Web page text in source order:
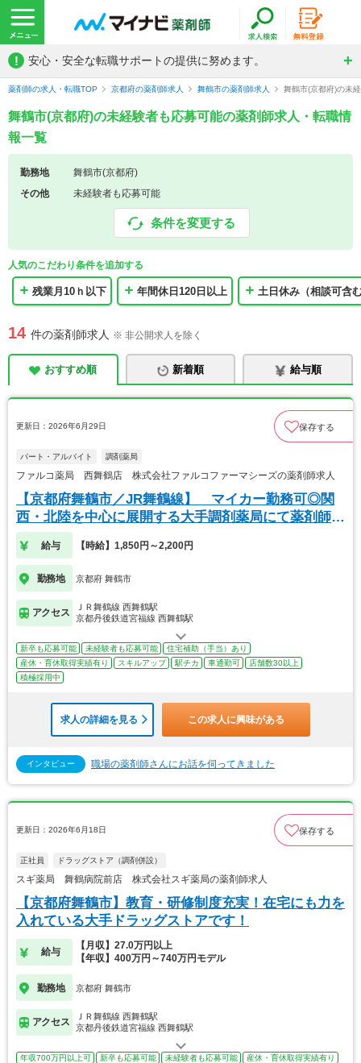
! 安心・安全な転職サポートの提供に努めます。
薬剤師の求人・転職TOP 京都府の薬剤師求人 舞鶴市の薬剤師求人 舞鶴市(京都府)の未
舞鶴市(京都府)の未経験者も応募可能の薬剤師求人・転職情
報一覧
勤務地
舞鶴市(京都府)
その他
未経験者も応募可能
条件を変更する
人気のこだわり条件を追加する
残業月10ｈ以下 年間休日120日以上 土日休み（相談可含
14 件の薬剤師求人 ※ 非公開求人を除く
おすすめ順 新着順 給与順
更新日：2026年6月29日 保存する
パート・アルバイト 調剤薬局
ファルコ薬局 西舞鶴店 株式会社ファルコファーマシーズの薬剤師求人
【京都府舞鶴市／JR舞鶴線】 マイカー勤務可◎関
西・北陸を中心に展開する大手調剤薬局にて薬剤師の
募集
給与 【時給】1,850円～2,200円
勤務地 京都府 舞鶴市
アクセス
ＪＲ舞鶴線 西舞鶴駅
京都丹後鉄道宮福線 西舞鶴駅
新卒も応募可能 未経験者も応募可能
住宅補助（手当）あり
産休・育休取得実績有り
スキルアップ 駅チカ 車通勤可
店舗数30以上
積極採用中
求人の詳細を見る この求人に興味がある
インタビュー 職場の薬剤師さんにお話を伺ってきました
更新日：2026年6月18日 保存する
正社員 ドラッグストア（調剤併設）
スギ薬局 舞鶴病院前店 株式会社スギ薬局の薬剤師求人
【京都府舞鶴市】教育・研修制度充実！在宅にも力を
入れている大手ドラッグストアです！
給与
【月収】27.0万円以上
【年収】400万円～740万円モデル
勤務地 京都府 舞鶴市
アクセス
ＪＲ舞鶴線 西舞鶴駅
京都丹後鉄道宮福線 西舞鶴駅
年収700万円以上可 新卒も応募可能 未経験者も応募可能
産休・育休取得実績有り